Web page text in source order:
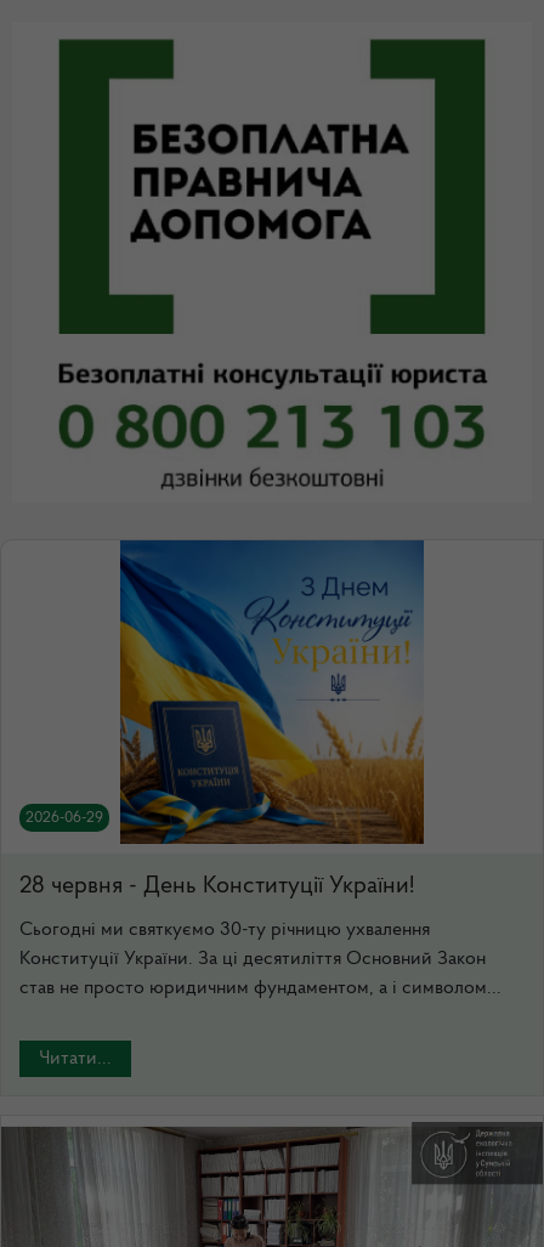
2026-06-29
28 червня - День Конституцiї України!
Сьогодні ми святкуємо 30-ту річницю ухвалення
Конституції України. За ці десятиліття Основний Закон
став не просто юридичним фундаментом, а і символом...
Читати...